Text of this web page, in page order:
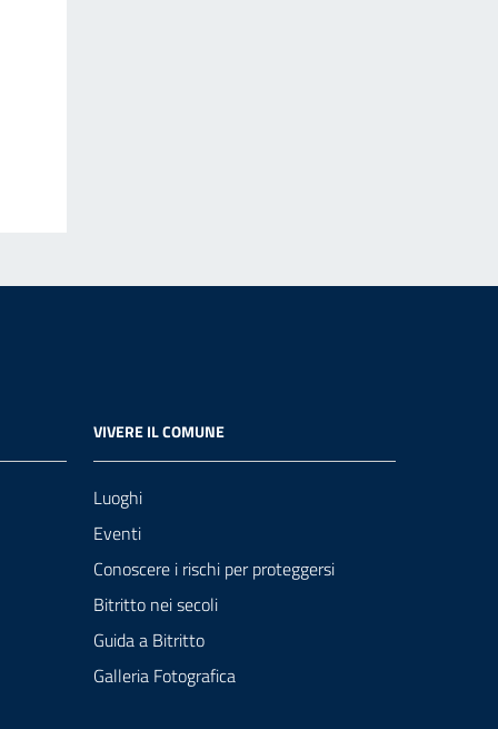
VIVERE IL COMUNE
Luoghi
Eventi
Conoscere i rischi per proteggersi
Bitritto nei secoli
Guida a Bitritto
Galleria Fotografica